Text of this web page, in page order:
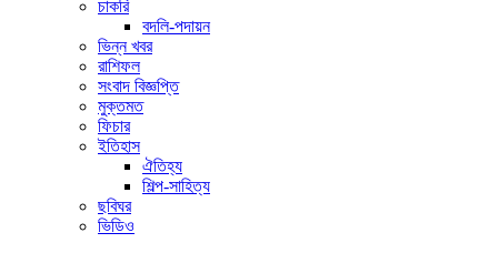
চাকরি
বদলি-পদায়ন
ভিন্ন খবর
রাশিফল
সংবাদ বিজ্ঞপ্তি
মুক্তমত
ফিচার
ইতিহাস
ঐতিহ্য
শিল্প-সাহিত্য
ছবিঘর
ভিডিও